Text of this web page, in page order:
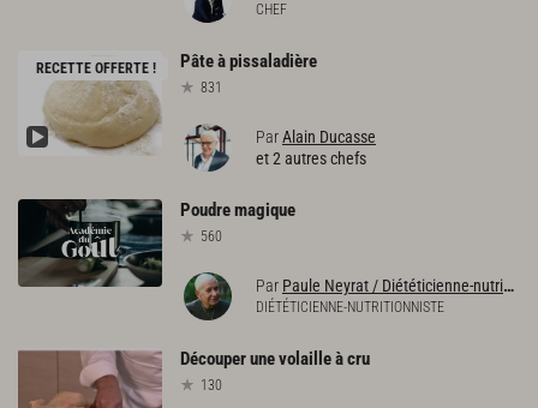
CHEF
RECETTE OFFERTE ! Pâteàpissaladière
831
ParAlain Ducasse
et 2 autres chefs
Poudremagique
560
Par Paule Neyrat / Diététicienne-nutritionniste
DIÉTÉTICIENNE-NUTRITIONNISTE
Découperunevolailleàcru
130